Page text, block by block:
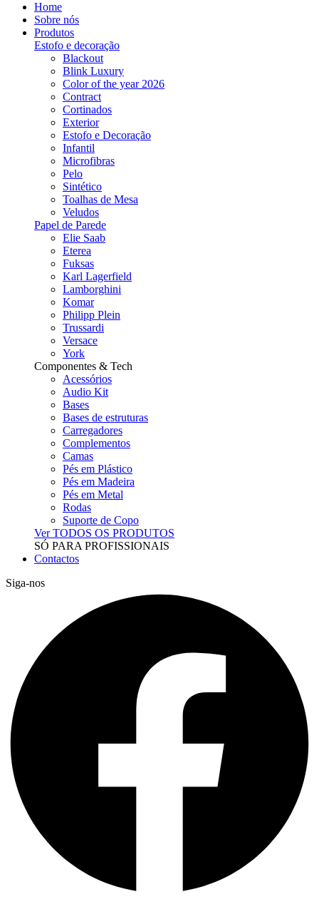
Home
Sobre nós
Produtos
Estofo e decoração
Blackout
Blink Luxury
Color of the year 2026
Contract
Cortinados
Exterior
Estofo e Decoração
Infantil
Microfibras
Pelo
Sintético
Toalhas de Mesa
Veludos
Papel de Parede
Elie Saab
Eterea
Fuksas
Karl Lagerfield
Lamborghini
Komar
Philipp Plein
Trussardi
Versace
York
Componentes & Tech
Acessórios
Audio Kit
Bases
Bases de estruturas
Carregadores
Complementos
Camas
Pés em Plástico
Pés em Madeira
Pés em Metal
Rodas
Suporte de Copo
Ver TODOS OS PRODUTOS
SÓ PARA PROFISSIONAIS
Contactos
Siga-nos